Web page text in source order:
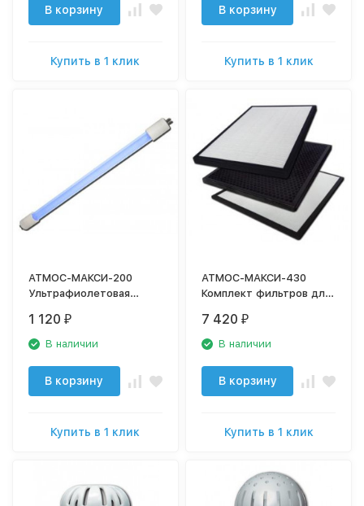
В корзину
Купить в 1 клик
В корзину
Купить в 1 клик
АТМОС-МАКСИ-200
Ультрафиолетовая
воздуха
1 120 ₽
В наличии
В корзину
Купить в 1 клик
АТМОС-МАКСИ-430
Комплект фильтров для
7 420 ₽
В наличии
В корзину
Купить в 1 клик